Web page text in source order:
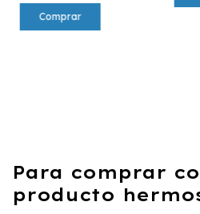
Para comprar
producto